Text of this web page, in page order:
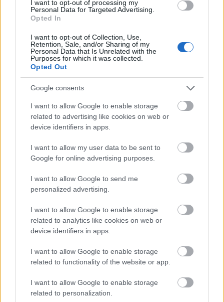
I want to opt-out of processing my
Personal Data for Targeted Advertising.
Opted In
I want to opt-out of Collection, Use,
Retention, Sale, and/or Sharing of my
Personal Data that Is Unrelated with the
Purposes for which it was collected.
Opted Out
Google consents
I want to allow Google to enable storage
related to advertising like cookies on web or
device identifiers in apps.
I want to allow my user data to be sent to
Google for online advertising purposes.
I want to allow Google to send me
personalized advertising.
I want to allow Google to enable storage
related to analytics like cookies on web or
device identifiers in apps.
I want to allow Google to enable storage
related to functionality of the website or app.
I want to allow Google to enable storage
related to personalization.
11/05/2026 - 12:22
Αυτό είναι το Champions
League 2026-27!
CONFERENCE LEAGUE
27/04/2026 - 22:40
Ο β’ προκριματικός
γύρος είναι το… γούρι
του Παναθηναϊκού!
EUROPA LEAGUE 26/04/2026 - 19:41
Η Νιόν περιμένει τον
ΟΦΗ στις 16 Ιουνίου!